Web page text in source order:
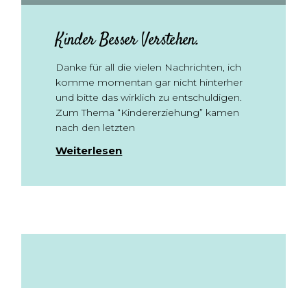
Kinder Besser Verstehen.
Danke für all die vielen Nachrichten, ich
komme momentan gar nicht hinterher
und bitte das wirklich zu entschuldigen.
Zum Thema “Kindererziehung” kamen
nach den letzten
Weiterlesen